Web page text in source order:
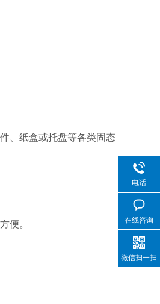
、纸盒或托盘等各类固态
便。
电话
在线咨询
微信扫一扫